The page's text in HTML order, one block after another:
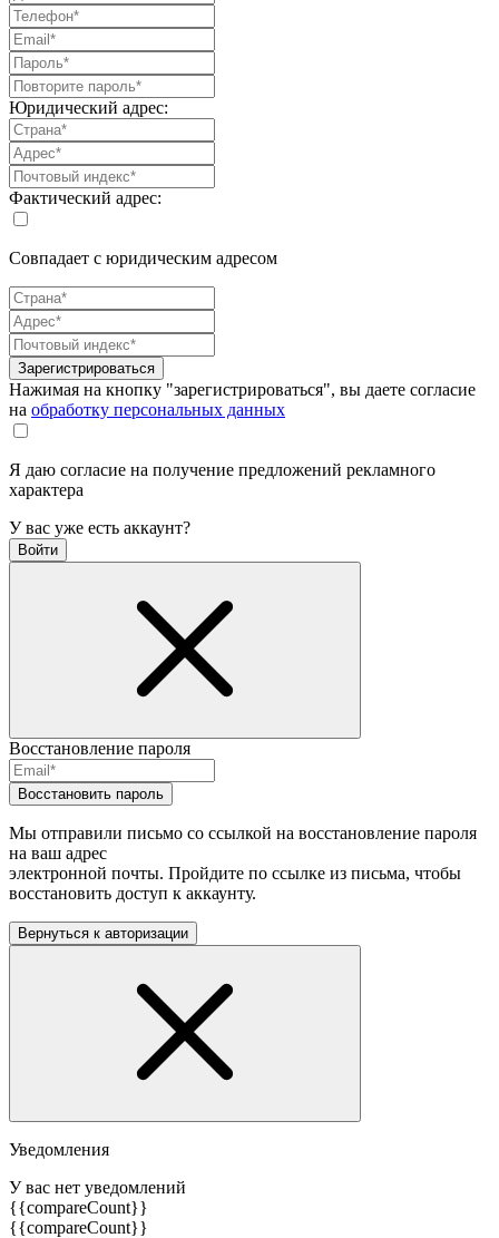
Юридический адрес:
Фактический адрес:
Совпадает с юридическим адресом
Зарегистрироваться
Нажимая на кнопку "зарегистрироваться", вы даете согласие
на обработку персональных данных
Я даю согласие на получение предложений рекламного
характера
У вас уже есть аккаунт?
Войти
Восстановление пароля
Восстановить пароль
Мы отправили письмо со ссылкой на восстановление пароля
на ваш адрес
электронной почты. Пройдите по ссылке из письма, чтобы
восстановить доступ к аккаунту.
Вернуться к авторизации
Уведомления
У вас нет уведомлений
{{compareCount}}
{{compareCount}}